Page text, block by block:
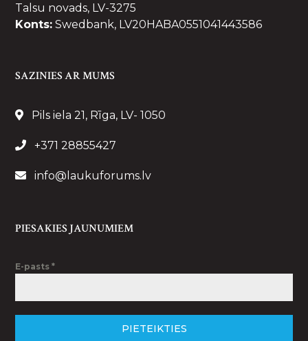
Talsu novads, LV-3275
Konts: Swedbank, LV20HABA0551041443586
SAZINIES AR MUMS
Pils iela 21, Rīga, LV- 1050
+371 28855427
info@laukuforums.lv
PIESAKIES JAUNUMIEM
E-pasts*
PIETEIKTIES